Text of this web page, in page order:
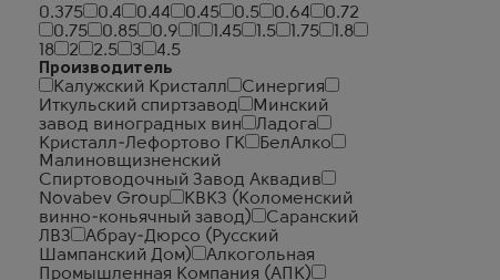
0.375
0.4 0.44 0.45 0.5 0.64
0.72
0.75
0.85 0.9 1.45 1.5 1.75
1.8
18
2 2.5 3
4.5
Производитель
Калужский Кристалл
Синергия
Иткульский спиртзавод
Минский
завод виноградных вин
Ладога
Кристалл-Лефортово ГК
БелАлко
Малиновщизненский
Спиртоводочный Завод Аквадив
Novabev Group
КВКЗ (Коломенский
винно-коньячный завод)
Саранский
ЛВЗ
Абрау-Дюрсо (Русский
Шампанский Дом)
Алкогольная
Промышленная Компания (АПК)